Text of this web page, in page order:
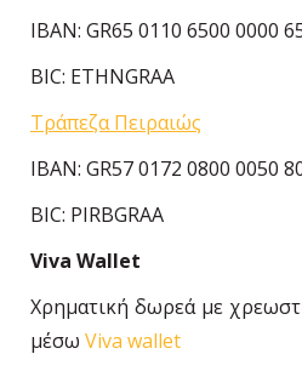
IBAN: GR65 0110 6500 0000
BIC: ETHNGRAA
Τράπεζα Πειραιώς
IBAN: GR57 0172 0800 0050
BIC: PIRBGRAA
Viva Wallet
Χρηματική δωρεά με
μέσω Viva wallet